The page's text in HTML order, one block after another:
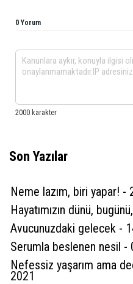
0 Yorum
Son Yazılar
Neme lazım, biri yapar! -
Hayatımızın dünü,
Avucunuzdaki gelecek -
Serumla beslenen nesil -
Nefessiz yaşarım ama
2021